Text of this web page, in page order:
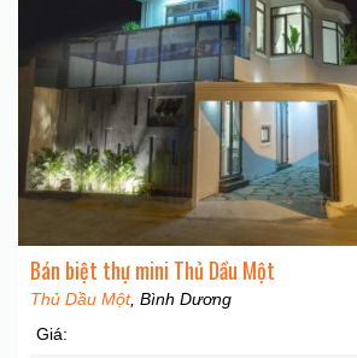
Bán biệt thự mini Thủ Dầu Một
Thủ Dầu Một, Bình Dương
Giá: